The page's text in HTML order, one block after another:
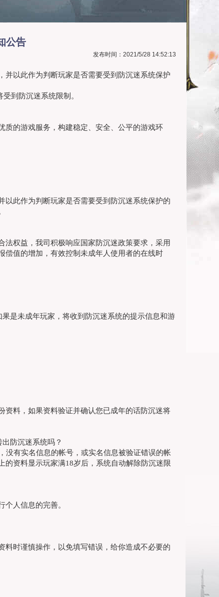
公告
发布时间：2021/5/28 14:52:13
以此作为判断玩家是否需要受到防沉迷系统保护
到防沉迷系统限制。
质的游戏服务，构建稳定、安全、公平的游戏环
此作为判断玩家是否需要受到防沉迷系统保护的
权益，我司积极响应国家防沉迷政策要求，采用
偿值的增加，有效控制未成年人使用者的在线时
是未成年玩家，将收到防沉迷系统的提示信息和游
资料，如果资料验证并确认您已成年的话防沉迷将
防沉迷系统吗？
没有实名信息的帐号，或实名信息被验证错误的帐
资料显示玩家满18岁后，系统自动解除防沉迷限
人信息的完善。
料时谨慎操作，以免填写错误，给你造成不必要的